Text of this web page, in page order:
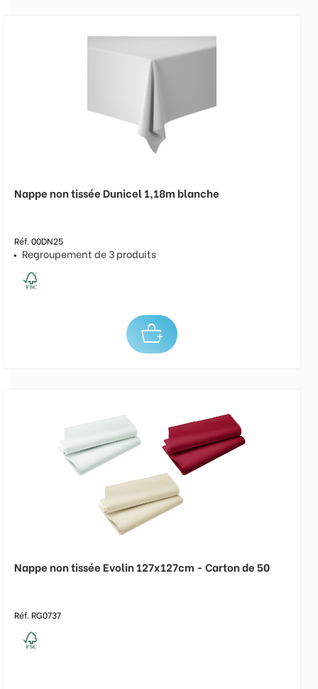
Nappe non tissée Dunicel 1,18m blanche
Réf. 00DN25
Regroupement de 3 produits
Nappe non tissée Evolin 127x127cm - Carton de 50
Réf. RG0737